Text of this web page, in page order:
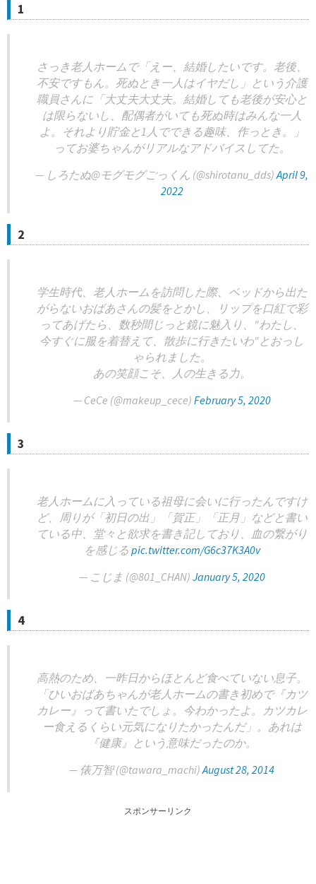
1
さっき老人ホームで「えー、結婚したいです。老後、
不安ですもん。死ぬとき一人はイヤだし」という介護
職員さんに「大丈夫大丈夫。結婚しても老後が安心と
は限らないし、配偶者がいても死ぬ時はみんな一人
よ。それより貯金と1人でできる趣味、作っとき。」
ってお婆ちゃんがリアルなアドバイスしてた。
— しろたぬ@モグモグごっくん (@shirotanu_dds)April 9,
2022
2
学生時代、老人ホームを訪問した際、ベッドから出た
がらないおばあさんの髪をとかし、リップを口紅で彩
ってあげたら、数秒間じっと鏡に魅入り、"わたし、
今すぐに服を着替えて、散歩に行きたいわ"とおっし
ゃられました。
あの笑顔こそ、人の生きる力。
— CeCe (@makeup_cece) February 5, 2020
3
老人ホームに入っている祖母に会いに行ったんですけ
ど、周りが「初日の出」「賀正」「正月」などと書い
ている中、堂々と欲求を書き記しており、血の繋がり
を感じる pic.twitter.com/G6c37K3A0v
— こじま (@801_CHAN) January 5, 2020
4
高熱のため、一昨日からほとんど食べていない息子。
「ひいおばあちゃんが老人ホームの書き初めで『カツ
カレー』って書いたでしょ。今わかったよ。カツカレ
ー食えるくらい元気になりたかったんだ」。あれは
『健康』という意味だったのか。
— 俵万智 (@tawara_machi)August 28, 2014
スポンサーリンク